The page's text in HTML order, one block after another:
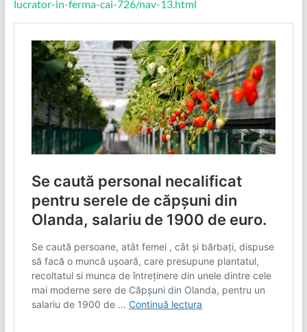
lucrator-in-ferma-cai-726/nav-13.html